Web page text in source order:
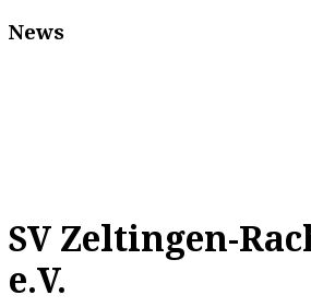
News
SV Zeltingen-
e.V.